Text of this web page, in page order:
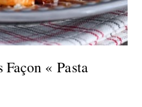
Façon « Pasta